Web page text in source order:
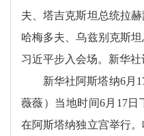
夫、塔吉克斯坦总统拉
哈梅多夫、乌兹别克斯
习近平步入会场。新华
新华社阿斯塔纳6月
薇薇）当地时间6月17
在阿斯塔纳独立宫举行